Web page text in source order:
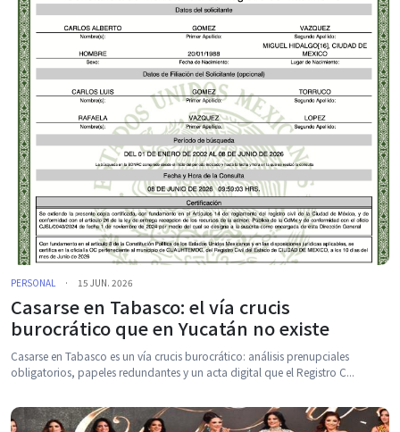
PERSONAL · 15 JUN. 2026
Casarse en Tabasco: el vía crucis
burocrático que en Yucatán no existe
Casarse en Tabasco es un vía crucis burocrático: análisis prenupciales
obligatorios, papeles redundantes y un acta digital que el Registro C...